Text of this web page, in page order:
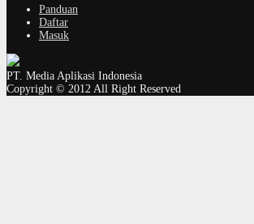
Panduan
Daftar
Masuk
PT. Media Aplikasi Indonesia
Copyright © 2012 All Right Reserved